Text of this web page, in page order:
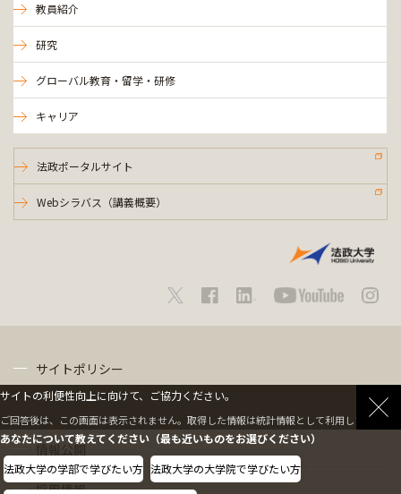
教員紹介
研究
グローバル教育・留学・研修
キャリア
法政ポータルサイト
Webシラバス（講義概要）
サイトポリシー
情報公開
採用情報
サイトの利便性向上に向けて、ご協力ください。
ご回答後は、この画面は表示されません。取得した情報は統計情報として利用します。
あなたについて教えてください（最も近いものをお選びください）
法政大学の学部で学びたい方 法政大学の大学院で学びたい方